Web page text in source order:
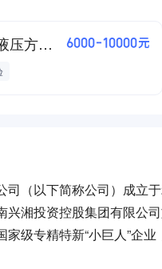
检验技术员（电子液压方向） 6000-10000元
司（以下简称公司）成立
兴湘投资控股集团有限公
家级专精特新“小巨人”企